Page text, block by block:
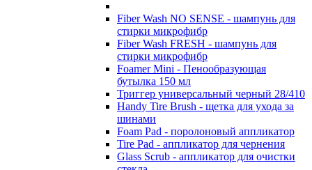
Fiber Wash NO SENSE - шампунь для
стирки микрофибр
Fiber Wash FRESH - шампунь для
стирки микрофибр
Foamer Mini - Пенообразующая
бутылка 150 мл
Триггер универсальный черный 28/410
Handy Tire Brush - щетка для ухода за
шинами
Foam Pad - поролоновый аппликатор
Tire Pad - аппликатор для чернения
Glass Scrub - аппликатор для очистки